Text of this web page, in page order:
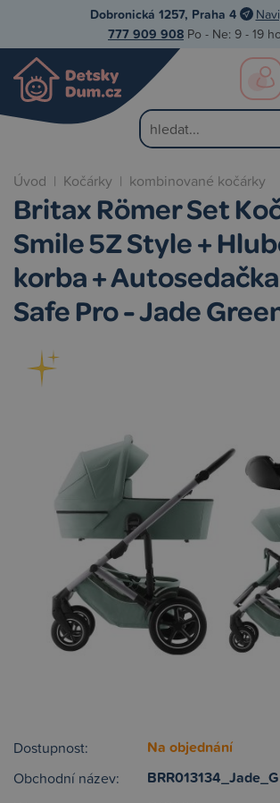
Dobronická 1257, Praha 4
777 909 908 Po - Ne: 9 - 19
Úvod | Kočárky | kombinované kočárky
Britax Römer Set
Smile 5Z Style +
korba +
Safe Pro - Jade
Dostupnost: Na objednání
Obchodní název: